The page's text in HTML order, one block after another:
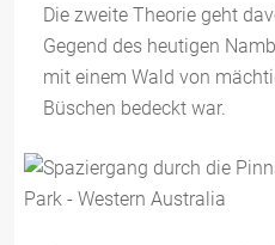
Die zweite Theorie geht
Gegend des heutigen
mit einem Wald von
Büschen bedeckt war.